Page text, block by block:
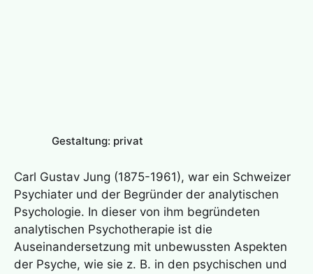
Gestaltung: privat
Carl Gustav Jung (1875-1961), war ein Schweizer
Psychiater und der Begründer der analytischen
Psychologie. In dieser von ihm begründeten
analytischen Psychotherapie ist die
Auseinandersetzung mit unbewussten Aspekten
der Psyche, wie sie z. B. in den psychischen und